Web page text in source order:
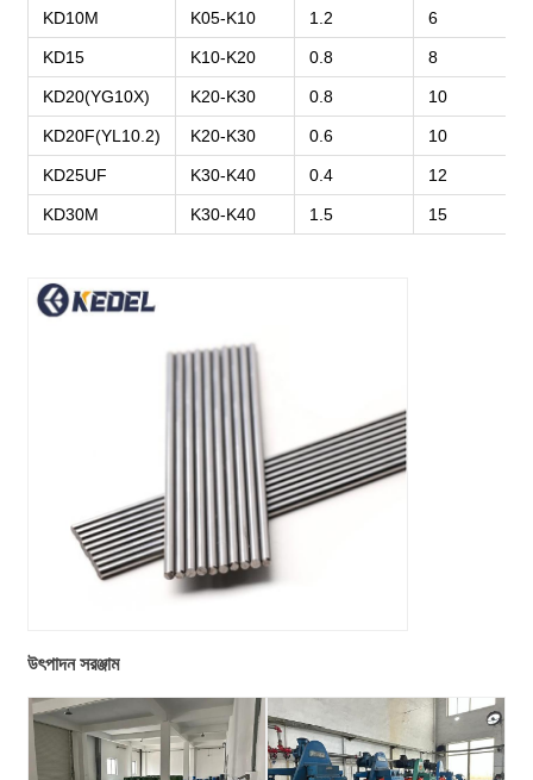
KD10M K05-K10 1.2 6
KD15 K10-K20 0.8 8
KD20(YG10X) K20-K30 0.8 10
KD20F(YL10.2) K20-K30 0.6 10
KD25UF K30-K40 0.4 12
KD30M K30-K40 1.5 15
উৎপাদন সরঞ্জাম